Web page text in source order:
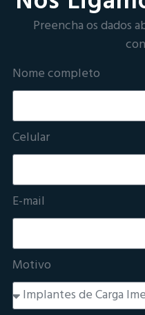
Preencha os dados
Nome completo
Celular
E-mail
Motivo